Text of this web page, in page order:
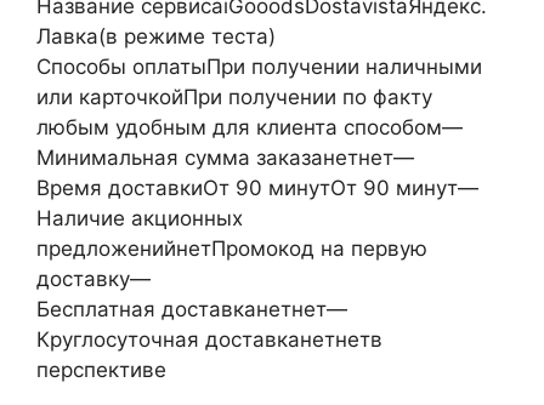
Название сервисаiGooodsDostavistaЯндекс.
Лавка(в режиме теста)
Способы оплатыПри получении наличными
или карточкойПри получении по факту
любым удобным для клиента способом—
Минимальная сумма заказанетнет—
Время доставкиОт 90 минутОт 90 минут—
Наличие акционных
предложенийнетПромокод на первую
доставку—
Бесплатная доставканетнет—
Круглосуточная доставканетнетв
перспективе